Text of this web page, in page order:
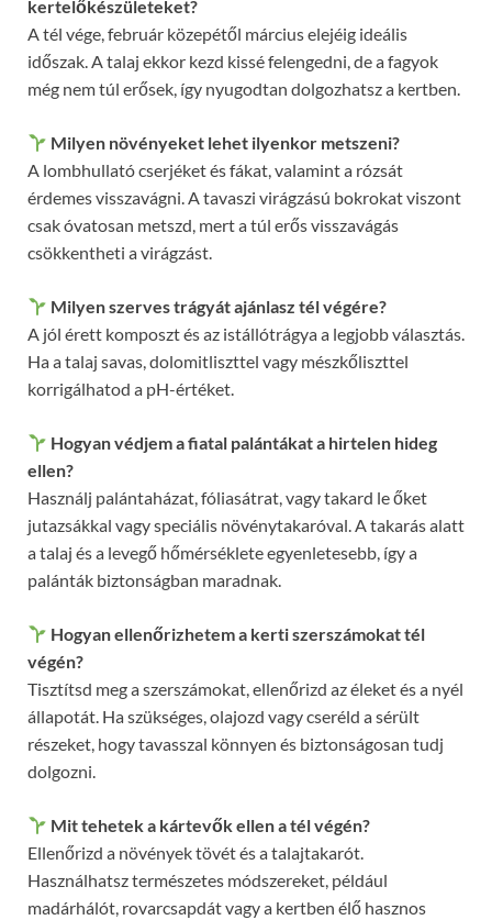
kertelőkészületeket?
A tél vége, február közepétől március elejéig ideális
időszak. A talaj ekkor kezd kissé felengedni, de a fagyok
még nem túl erősek, így nyugodtan dolgozhatsz a kertben.
Milyen növényeket lehet ilyenkor metszeni?
A lombhullató cserjéket és fákat, valamint a rózsát
érdemes visszavágni. A tavaszi virágzású bokrokat viszont
csak óvatosan metszd, mert a túl erős visszavágás
csökkentheti a virágzást.
Milyen szerves trágyát ajánlasz tél végére?
A jól érett komposzt és az istállótrágya a legjobb választás.
Ha a talaj savas, dolomitliszttel vagy mészkőliszttel
korrigálhatod a pH-értéket.
Hogyan védjem a fiatal palántákat a hirtelen hideg
ellen?
Használj palántaházat, fóliasátrat, vagy takard le őket
jutazsákkal vagy speciális növénytakaróval. A takarás alatt
a talaj és a levegő hőmérséklete egyenletesebb, így a
palánták biztonságban maradnak.
Hogyan ellenőrizhetem a kerti szerszámokat tél
végén?
Tisztítsd meg a szerszámokat, ellenőrizd az éleket és a nyél
állapotát. Ha szükséges, olajozd vagy cseréld a sérült
részeket, hogy tavasszal könnyen és biztonságosan tudj
dolgozni.
Mit tehetek a kártevők ellen a tél végén?
Ellenőrizd a növények tövét és a talajtakarót.
Használhatsz természetes módszereket, például
madárhálót, rovarcsapdát vagy a kertben élő hasznos